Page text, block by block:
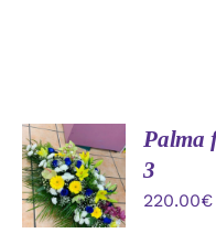
AÑADIR
AL
CARRITO
/
DETALLES
Palma
3
220.00€